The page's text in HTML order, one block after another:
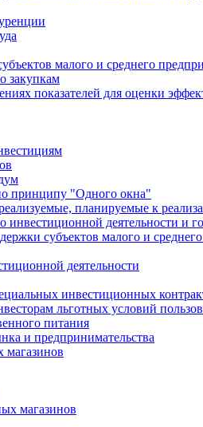
малого и среднего
закупкам
показателей для оценки
принципу "Oдного окна"
планируемые к
деятельности и
субъектов малого и
деятельности
инвестиционных
льготных условий
питания
и предпринимательства
магазинов
магазинов